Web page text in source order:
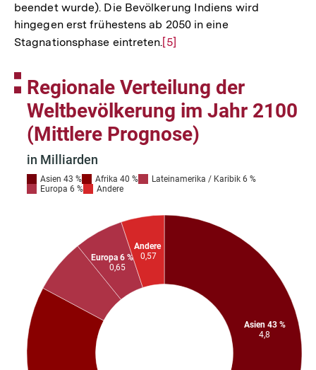
beendet wurde). Die Bevölkerung Indiens wird
hingegen erst frühestens ab 2050 in eine
Stagnationsphase eintreten.Zur
der
Fußnote
[5]